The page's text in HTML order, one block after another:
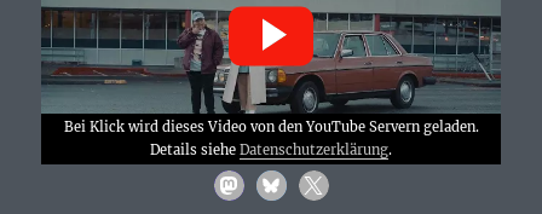
Bei Klick wird dieses Video von den YouTube Servern geladen.
Details siehe Datenschutzerklärung.